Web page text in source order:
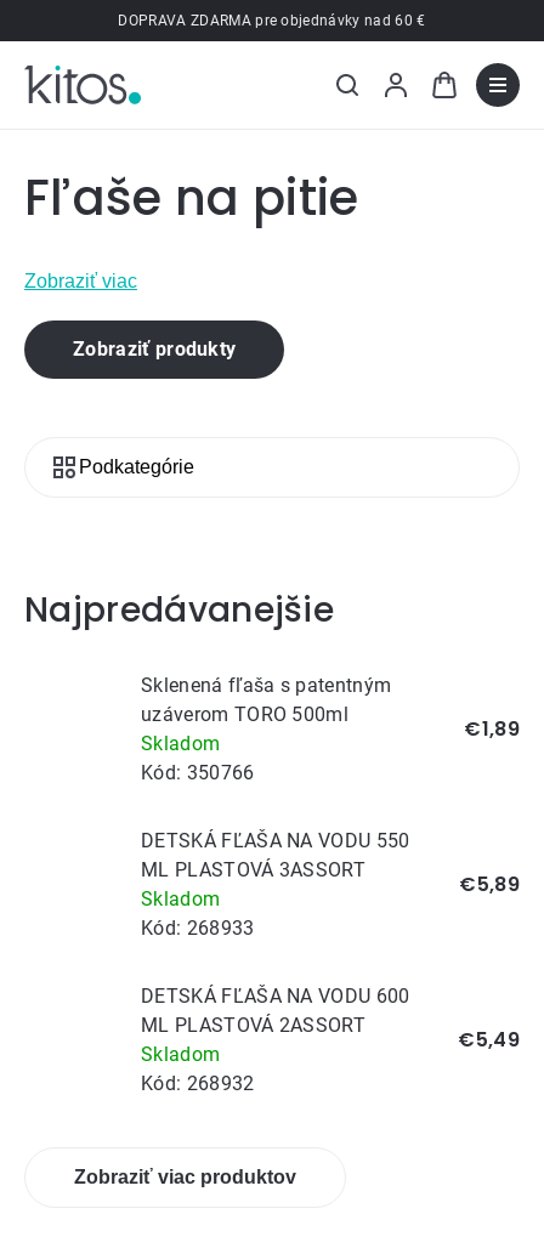
na
obsah
DOPRAVA ZDARMA pre objednávky nad 60 €
Fľaše na pitie
Zobraziť viac
Zobraziť produkty
Podkategórie
Najpredávanejšie
Sklenená fľaša s patentným
uzáverom TORO 500ml
Skladom
Kód: 350766
€1,89
DETSKÁ FĽAŠA NA VODU 550
ML PLASTOVÁ 3ASSORT
Skladom
Kód: 268933
€5,89
DETSKÁ FĽAŠA NA VODU 600
ML PLASTOVÁ 2ASSORT
Skladom
Kód: 268932
€5,49
Zobraziť viac produktov